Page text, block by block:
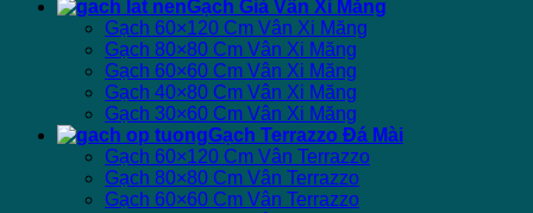
Gạch Giả Vân Xi Măng
Gạch 60×120 Cm Vân Xi Măng
Gạch 80×80 Cm Vân Xi Măng
Gạch 60×60 Cm Vân Xi Măng
Gạch 40×80 Cm Vân Xi Măng
Gạch 30×60 Cm Vân Xi Măng
Gạch Terrazzo Đá Mài
Gạch 60×120 Cm Vân Terrazzo
Gạch 80×80 Cm Vân Terrazzo
Gạch 60×60 Cm Vân Terrazzo